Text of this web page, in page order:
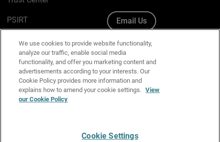
PSIRT
Cookie Policy
Privacy Policy
Media & Brand Kit
Manage Email Preferences
Email Us
We use cookies to provide website functionality,
analyze our traffic, enable social media
functionality, and offer you marketing content and
advertisements according to your interests. Our
Cookie Policy provides more information and
explains how to amend your cookie settings. View
our Cookie Policy
Cookie Settings